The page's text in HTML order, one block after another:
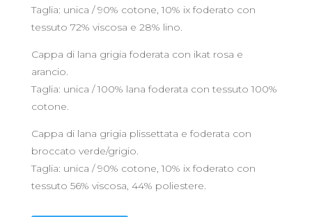
Taglia: unica / 90% cotone, 10% ix foderato con
tessuto 72% viscosa e 28% lino.
Cappa di lana grigia foderata con ikat rosa e
arancio.
Taglia: unica / 100% lana foderata con tessuto 100%
cotone.
Cappa di lana grigia plissettata e foderata con
broccato verde/grigio.
Taglia: unica / 90% cotone, 10% ix foderato con
tessuto 56% viscosa, 44% poliestere.